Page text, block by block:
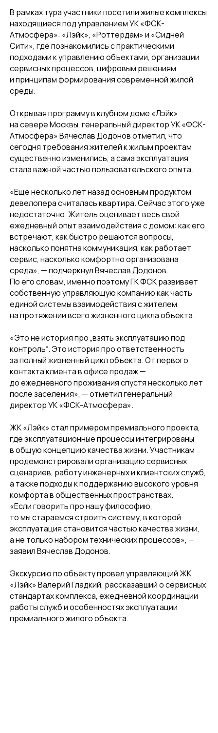
В рамках тура участники посетили жилые комплексы
находящиеся под управлением УК «ФСК-
Атмосфера»: «Лэйк», «Роттердам» и «Сидней
Сити», где познакомились с практическими
подходами к управлению объектами, организации
сервисных процессов, цифровым решениям
и принципам формирования современной жилой
среды.
Открывая программу в клубном доме «Лэйк»
на севере Москвы, генеральный директор УК «ФСК-
Атмосфера» Вячеслав Додонов отметил, что
сегодня требования жителей к жилым проектам
существенно изменились, а сама эксплуатация
стала важной частью пользовательского опыта.
«Еще несколько лет назад основным продуктом
девелопера считалась квартира. Сейчас этого уже
недостаточно. Житель оценивает весь свой
ежедневный опыт взаимодействия с домом: как его
встречают, как быстро решаются вопросы,
насколько понятна коммуникация, как работает
сервис, насколько комфортно организована
среда», — подчеркнул Вячеслав Додонов.
По его словам, именно поэтому ГК ФСК развивает
собственную управляющую компанию как часть
единой системы взаимодействия с жителем
на протяжении всего жизненного цикла объекта.
«Это не история про „взять эксплуатацию под
контроль“. Это история про ответственность
за полный жизненный цикл объекта. От первого
контакта клиента в офисе продаж —
до ежедневного проживания спустя несколько лет
после заселения», — отметил генеральный
директор УК «ФСК-Атмосфера».
ЖК «Лэйк» стал примером премиального проекта,
где эксплуатационные процессы интегрированы
в общую концепцию качества жизни. Участникам
продемонстрировали организацию сервисных
сценариев, работу инженерных и клиентских служб,
а также подходы к поддержанию высокого уровня
комфорта в общественных пространствах.
«Если говорить про нашу философию,
то мы стараемся строить систему, в которой
эксплуатация становится частью качества жизни,
а не только набором технических процессов», —
заявил Вячеслав Додонов.
Экскурсию по объекту провел управляющий ЖК
«Лэйк» Валерий Гладкий, рассказавший о сервисных
стандартах комплекса, ежедневной координации
работы служб и особенностях эксплуатации
премиального жилого объекта.